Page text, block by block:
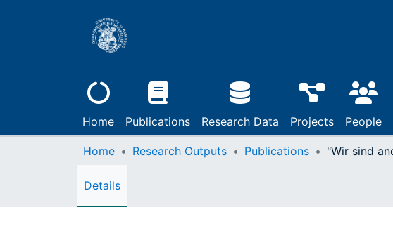
Home Publications Research Data Projects People
Home Research Outputs Publications
Details